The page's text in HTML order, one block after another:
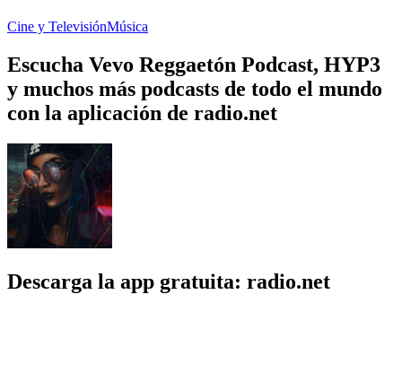
Cine y TelevisiónMúsica
Escucha Vevo Reggaetón Podcast, HYP3
y muchos más podcasts de todo el mundo
con la aplicación de radio.net
Descarga la app gratuita: radio.net